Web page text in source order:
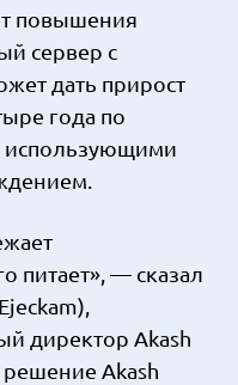
повышения
сервер с
дать прирост
года по
использующими
питает», — сказал
директор Akash
решение Akash